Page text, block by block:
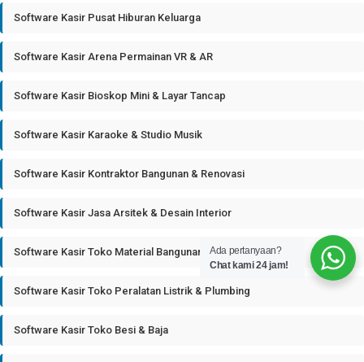
Software Kasir Pusat Hiburan Keluarga
Software Kasir Arena Permainan VR & AR
Software Kasir Bioskop Mini & Layar Tancap
Software Kasir Karaoke & Studio Musik
Software Kasir Kontraktor Bangunan & Renovasi
Software Kasir Jasa Arsitek & Desain Interior
Software Kasir Toko Material Bangunan
Software Kasir Toko Peralatan Listrik & Plumbing
Software Kasir Toko Besi & Baja
Ada pertanyaan?
Chat kami 24 jam!